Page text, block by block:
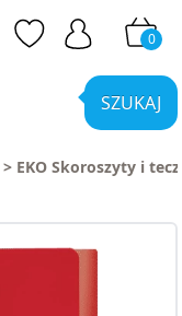
0
SZUKAJ
> EKO Skoroszyty i